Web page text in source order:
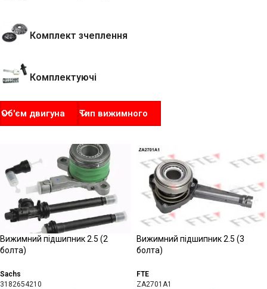
Комплект зчеплення
Комплектуючі
Об'єм двигуна Тип вижимного
Вижимний підшипник 2.5 (2
болта)
Sachs
3182654210
Вижимний підшипник 2.5 (3
болта)
FTE
ZA2701A1